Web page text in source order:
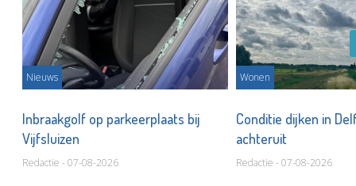
Nieuws
Inbraakgolf op parkeerplaats bij
Vijfsluizen
Redactie - 07-08-2026
Wonen
Conditie dijken in
achteruit
Redactie - 07-08-2026